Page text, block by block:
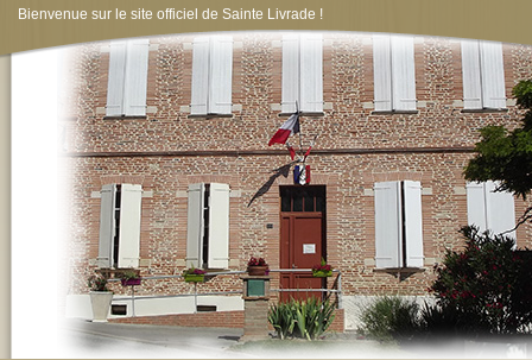
Bienvenue sur le site officiel de Sainte Livrade !